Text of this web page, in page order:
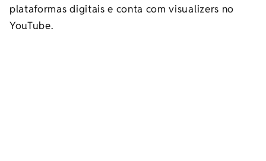
plataformas digitais e conta com visualizers no
YouTube.